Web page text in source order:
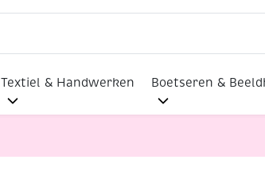
Textiel & Handwerken Boetseren &